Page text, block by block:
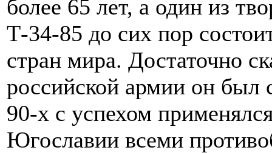
более 65 лет, а один из
Т-34-85 до сих пор
стран мира. Достаточно
российской армии он был
90-х с успехом
Югославии всеми